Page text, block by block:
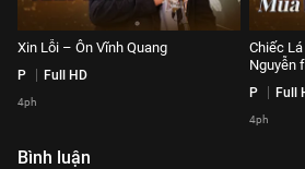
Xin Lỗi – Ôn Vĩnh Quang
P Full HD
4ph
Chiếc
Nguyễn
P Full
4ph
Bình luận